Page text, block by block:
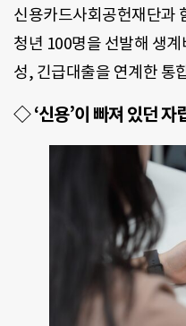
신용카드사회공헌재단과
청년 100명을 선발해 생
성, 긴급대출을 연계한 통
◇ ‘신용’이 빠져 있던 자